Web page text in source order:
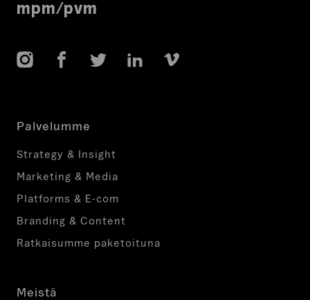
mpm/pvm
InstagramFacebookTwitter LinkedIn
Palvelumme
Strategy & Insight
Marketing & Media
Platforms & E-com
Branding & Content
Ratkaisumme paketoituna
Meistä